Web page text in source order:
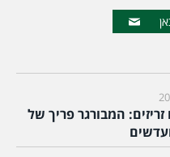
זריזים: המבורגר פריך של